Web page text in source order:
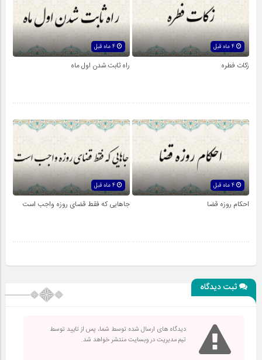
4 ماه قبل
زکات فطره راه ثابت شدن اول ماه
4 ماه قبل
احکام روزه قضا جاهایى که فقط قضاى روزه واجب است
ثبت دیدگاه
دیدگاه های ارسال شده توسط شما، پس از تایید توسط
تیم مدیریت در وبسایت منتشر خواهد شد.